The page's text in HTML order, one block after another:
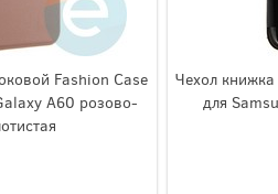
Fashion Case
A60 розово-
Чехол
для